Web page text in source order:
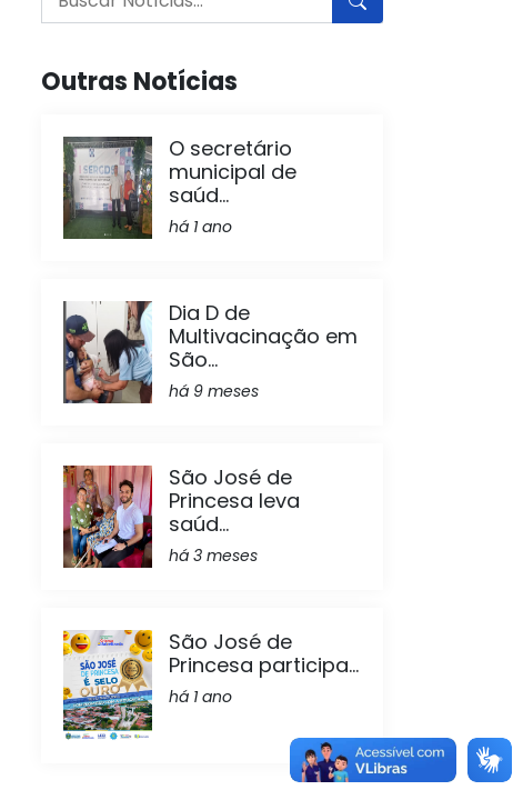
Outras Notícias
O secretário
municipal de
saúd...
há 1 ano
Dia D de
Multivacinação em
São...
há 9 meses
São José de
Princesa leva
saúd...
há 3 meses
São José de
Princesa participa...
há 1 ano